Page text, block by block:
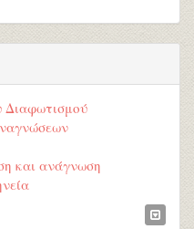
και ανάγνωση